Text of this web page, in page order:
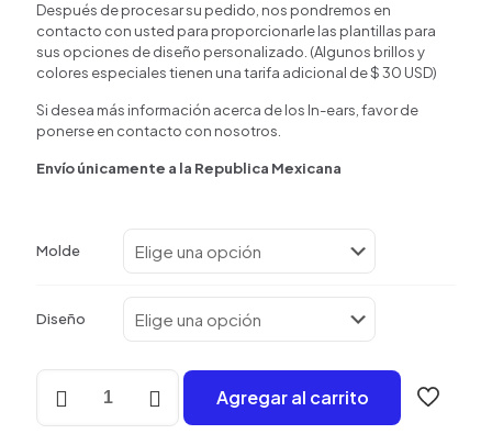
Después de procesar su pedido, nos pondremos en
contacto con usted para proporcionarle las plantillas para
sus opciones de diseño personalizado. (Algunos brillos y
colores especiales tienen una tarifa adicional de $ 30 USD)
Si desea más información acerca de los In-ears, favor de
ponerse en contacto con nosotros.
Envío únicamente a la Republica Mexicana
Molde
Diseño
Sam
King
Agregar al carrito